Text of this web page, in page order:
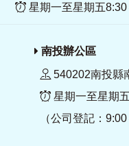
星期一至星期五8:30
南投辦公區
540202南投縣
星期一至星期
（公司登記：